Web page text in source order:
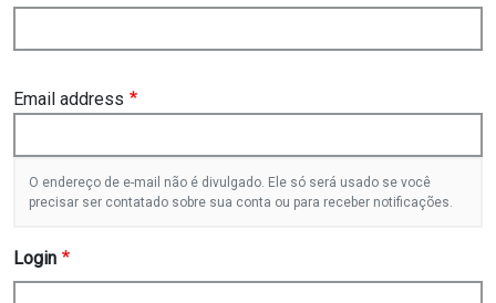
Email address
O endereço de e-mail não é divulgado. Ele só será usado se você
precisar ser contatado sobre sua conta ou para receber notificações.
Login